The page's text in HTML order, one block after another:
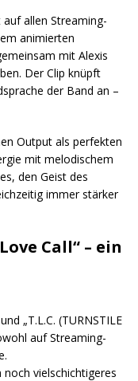
allen Streaming-
animierten
mit Alexis
Der Clip knüpft
der Band an –
Output als perfekten
mit melodischem
den Geist des
immer stärker
Call“ – ein
„T.L.C. (TURNSTILE
auf Streaming-
vielschichtigeres